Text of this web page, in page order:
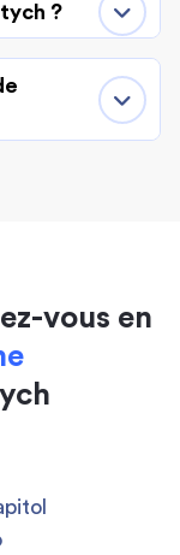
?
vous en